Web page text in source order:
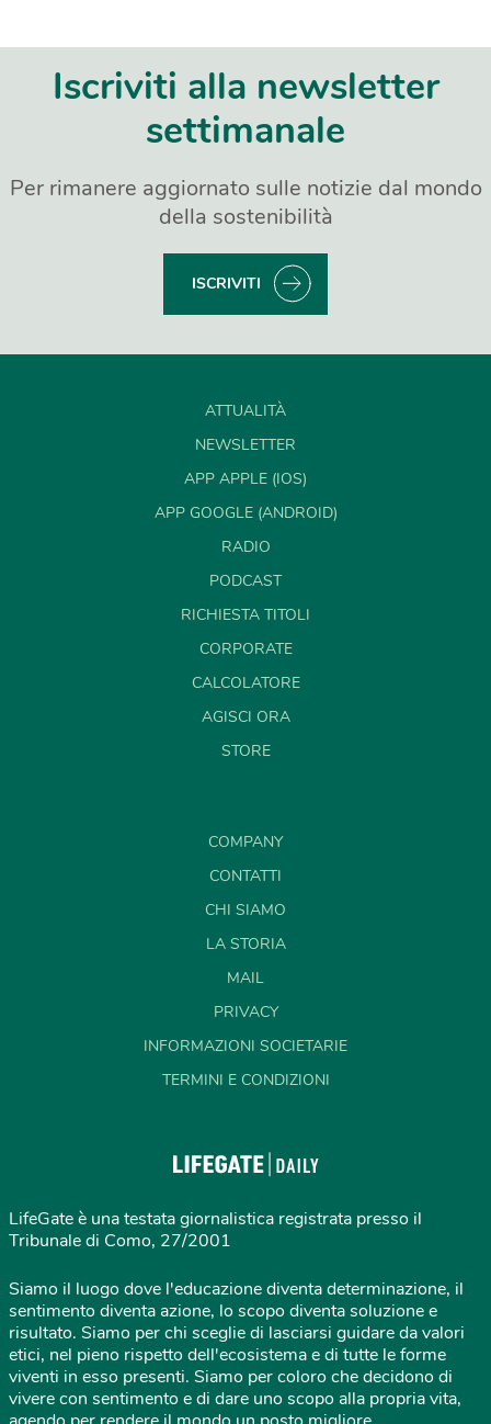
Iscriviti alla newsletter
settimanale
Per rimanere aggiornato sulle notizie dal mondo
della sostenibilità
ISCRIVITI
ATTUALITÀ
NEWSLETTER
APP APPLE (IOS)
APP GOOGLE (ANDROID)
RADIO
PODCAST
RICHIESTA TITOLI
CORPORATE
CALCOLATORE
AGISCI ORA
STORE
COMPANY
CONTATTI
CHI SIAMO
LA STORIA
MAIL
PRIVACY
INFORMAZIONI SOCIETARIE
TERMINI E CONDIZIONI
LifeGate è una testata giornalistica registrata presso il
Tribunale di Como, 27/2001
Siamo il luogo dove l'educazione diventa determinazione, il
sentimento diventa azione, lo scopo diventa soluzione e
risultato. Siamo per chi sceglie di lasciarsi guidare da valori
etici, nel pieno rispetto dell'ecosistema e di tutte le forme
viventi in esso presenti. Siamo per coloro che decidono di
vivere con sentimento e di dare uno scopo alla propria vita,